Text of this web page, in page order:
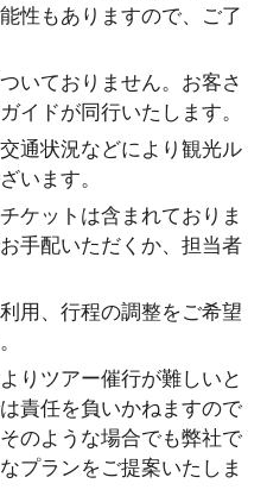
性もありますので、ご了
いておりません。お客さ
イドが同行いたします。
通状況などにより観光ル
います。
ケットは含まれておりま
手配いただくか、担当者
用、行程の調整をご希望
りツアー催行が難しいと
責任を負いかねますので
のような場合でも弊社で
プランをご提案いたしま